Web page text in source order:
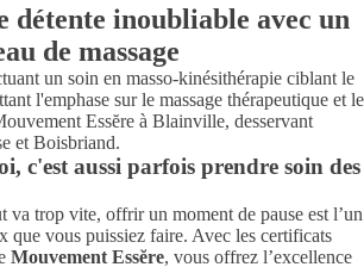
détente inoubliable avec un
de massage
c'est aussi parfois prendre soin des
va trop vite, offrir un moment de pause est l’un
que vous puissiez faire. Avec les certificats
Mouvement Essĕre, vous offrez l’excellence